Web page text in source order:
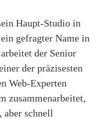
Haupt-Studio in
gefragter Name in
der Senior
der präzisesten
Web-Experten
zusammenarbeitet,
aber schnell